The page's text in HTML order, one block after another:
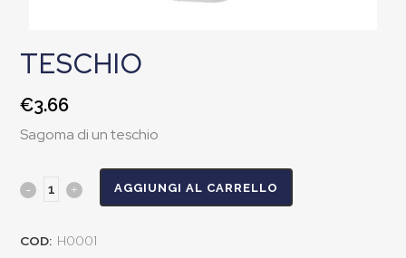
TESCHIO
€3.66
Sagoma di un teschio
AGGIUNGI AL CARRELLO
COD: H0001